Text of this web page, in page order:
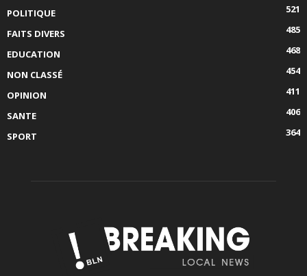
POLITIQUE
521
FAITS DIVERS
485
EDUCATION
468
NON CLASSÉ
454
OPINION
411
SANTE
406
SPORT
364